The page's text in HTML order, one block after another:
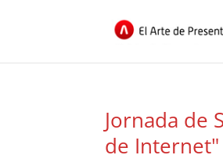
Jornada de
de Internet"